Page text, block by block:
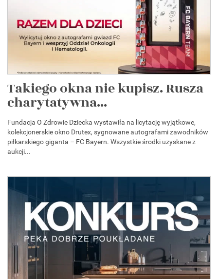
Takiego okna nie kupisz. Rusza
charytatywna...
Fundacja O Zdrowie Dziecka wystawiła na licytację wyjątkowe,
kolekcjonerskie okno Drutex, sygnowane autografami zawodników
piłkarskiego giganta – FC Bayern. Wszystkie środki uzyskane z
aukcji...